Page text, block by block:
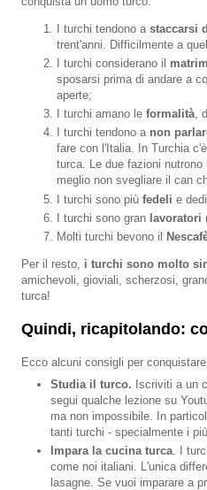
I turchi tendono a staccarsi
trent'anni. Difficilmente a
I turchi considerano il
sposarsi prima di andare a
aperte;
I turchi amano le formalità,
I turchi tendono a non
fare con l'Italia. In Turchia
turca. Le due fazioni
meglio non svegliare il can
I turchi sono più fedeli e
I turchi sono gran lavoratori
Molti turchi bevono il
Per il resto, i turchi sono molto
amichevoli, gioviali, scherzosi,
turca!
Quindi, ricapitolando:
Ecco alcuni consigli per
Studia il turco. Iscriviti a un
segui qualche lezione su
ma non impossibile. In
tanti turchi - specialmente i
Impara la cucina turca. I
come noi italiani. L'unica
lasagne. Se vuoi imparare a